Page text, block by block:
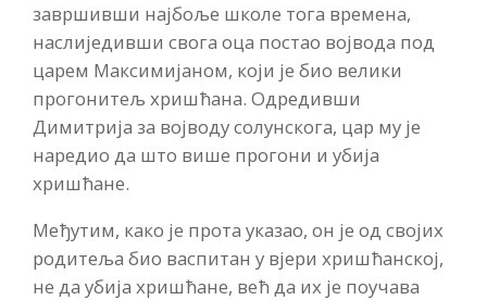
завршивши најбоље школе тога времена,
наслиједивши свога оца постао војвода под
царем Максимијаном, који је био велики
прогонитељ хришћана. Одредивши
Димитрија за војводу солунскога, цар му је
наредио да што више прогони и убија
хришћане.
Међутим, како је прота указао, он је од својих
родитеља био васпитан у вјери хришћанској,
не да убија хришћане, већ да их је поучава